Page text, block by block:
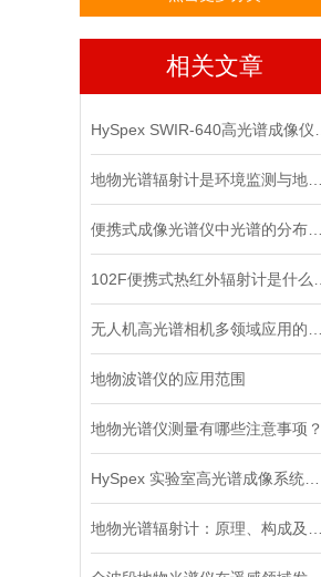
相关文章
地物波谱仪的应用范围
地物光谱仪测量有哪些注意事项？